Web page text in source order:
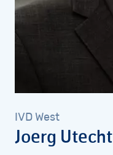
IVD West
Joerg Utecht